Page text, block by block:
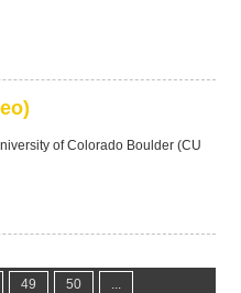
of Colorado Boulder (CU
49 50 ...